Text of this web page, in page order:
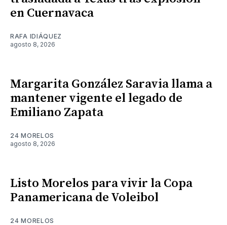
en Cuernavaca
RAFA IDIÁQUEZ
agosto 8, 2026
Margarita González Saravia llama a
mantener vigente el legado de
Emiliano Zapata
24 MORELOS
agosto 8, 2026
Listo Morelos para vivir la Copa
Panamericana de Voleibol
24 MORELOS